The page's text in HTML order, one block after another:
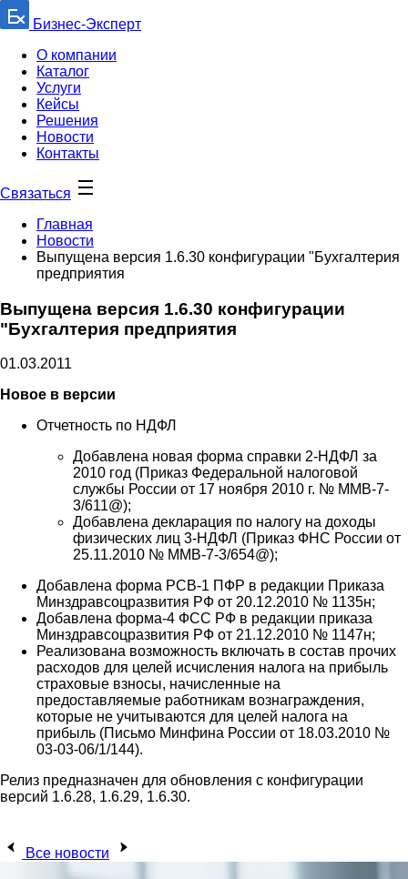
Бизнес-Эксперт
О компании
Каталог
Услуги
Кейсы
Решения
Новости
Контакты
Связаться
Главная
Новости
Выпущена версия 1.6.30 конфигурации "Бухгалтерия
предприятия
Выпущена версия 1.6.30 конфигурации
"Бухгалтерия предприятия
01.03.2011
Новое в версии
Отчетность по НДФЛ
Добавлена новая форма справки 2-НДФЛ за
2010 год (Приказ Федеральной налоговой
службы России от 17 ноября 2010 г. № ММВ-7-
3/611@);
Добавлена декларация по налогу на доходы
физических лиц 3-НДФЛ (Приказ ФНС России от
25.11.2010 № ММВ-7-3/654@);
Добавлена форма РСВ-1 ПФР в редакции Приказа
Минздравсоцразвития РФ от 20.12.2010 № 1135н;
Добавлена форма-4 ФСС РФ в редакции приказа
Минздравсоцразвития РФ от 21.12.2010 № 1147н;
Реализована возможность включать в состав прочих
расходов для целей исчисления налога на прибыль
страховые взносы, начисленные на
предоставляемые работникам вознаграждения,
которые не учитываются для целей налога на
прибыль (Письмо Минфина России от 18.03.2010 №
03-03-06/1/144).
Релиз предназначен для обновления с конфигурации
версий 1.6.28, 1.6.29, 1.6.30.
Все новости